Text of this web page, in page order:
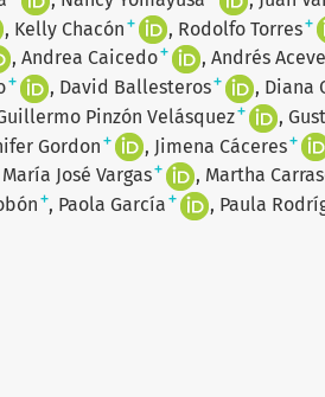
Kelly Chacón + Rodolfo Torres+
Andrea Caicedo+ Andrés
+ David Ballesteros+ Diana
Pinzón Velásquez+
Gordon + Jimena Cáceres+
María José Vargas+ Martha
+ Paola García + Paula